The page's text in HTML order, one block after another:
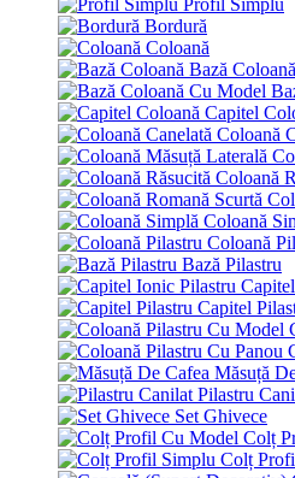
Profil Simplu
Bordură
Coloană
Bază Coloană
Capitel
Coloană
Coloană
Coloană
Coloană
Bază Pilastru
Capitel
Măsuță
Pilastru
Set Ghivece
Colț
Colț